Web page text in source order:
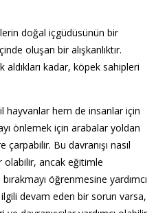
doğal içgüdüsünün bir
oluşan bir alışkanlıktır.
kadar, köpek sahipleri
hayvanlar hem de insanlar için
önlemek için arabalar yoldan
Bu davranışı nasıl
olabilir, ancak eğitimle
öğrenmesine yardımcı
ilgili devam eden bir sorun varsa,